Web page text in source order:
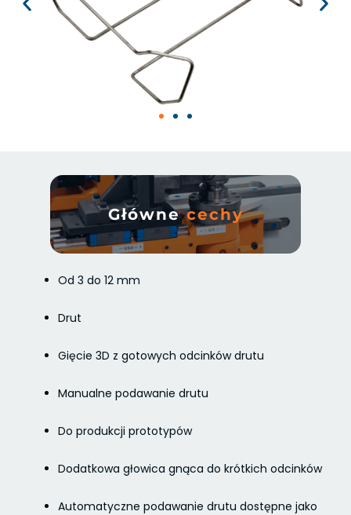
Głównecechy
Od 3 do 12 mm
Drut
Gięcie 3D z gotowych odcinków drutu
Manualne podawanie drutu
Do produkcji prototypów
Dodatkowa głowica gnąca do krótkich odcinków
Automatyczne podawanie drutu dostępne jako